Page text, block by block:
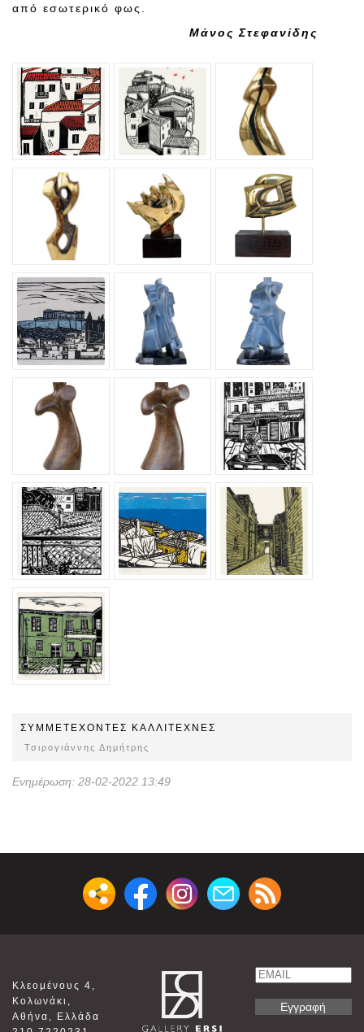
από εσωτερικό φως.
Μάνος Στεφανίδης
ΣΥΜΜΕΤEΧOΝΤΕΣ ΚΑΛΛΙΤΕΧΝΕΣ
Τσιρογιάννης Δημήτρης
Ενημέρωση: 28-02-2022 13:49
Κλεομένους 4,
Κολωνάκι,
Αθήνα, Ελλάδα
Email